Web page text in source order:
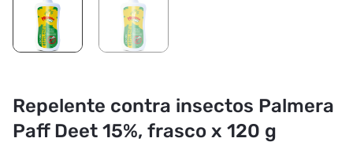
Repelente contra insectos Palmera
Paff Deet 15%, frasco x 120 g